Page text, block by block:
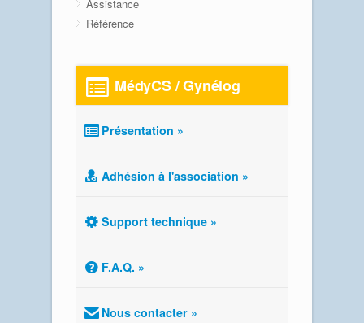
Assistance
Référence
MédyCS / Gynélog
Présentation »
Adhésion à l'association »
Support technique »
F.A.Q. »
Nous contacter »